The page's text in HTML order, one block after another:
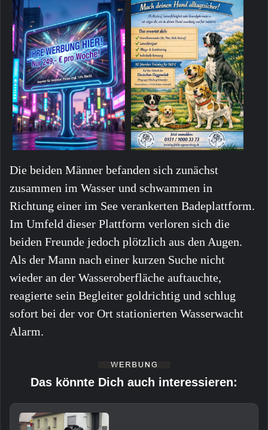
Die beiden Männer befanden sich zunächst
zusammen im Wasser und schwammen in
Richtung einer im See verankerten Badeplattform.
Im Umfeld dieser Plattform verloren sich die
beiden Freunde jedoch plötzlich aus den Augen.
Als der Mann nach einer kurzen Suche nicht
wieder an der Wasseroberfläche auftauchte,
reagierte sein Begleiter goldrichtig und schlug
sofort bei der vor Ort stationierten Wasserwacht
Alarm.
Das könnte Dich auch interessieren: